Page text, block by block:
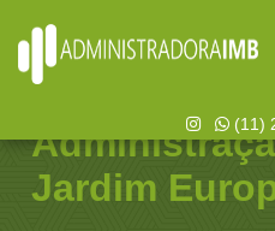
(11)
Jardim